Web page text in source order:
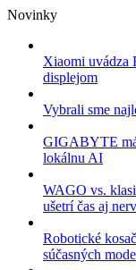
Skip
content
Novinky
Xiaomi uvádza
displejom
Vybrali sme
GIGABYTE
lokálnu AI
WAGO vs.
ušetrí čas aj
Robotické
súčasných